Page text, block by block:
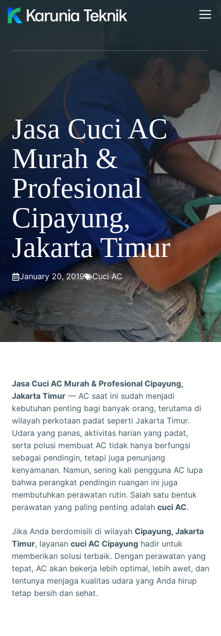
Skip
Jasa Cuci AC
Murah &
Profesional
Cipayung,
Jakarta Timur
January 20, 2019 Cuci AC
Jasa Cuci AC Murah & Profesional Cipayung,
Jakarta Timur — AC saat ini sudah menjadi
kebutuhan penting bagi banyak orang, terutama di
wilayah perkotaan padat seperti Jakarta Timur.
Udara yang panas, aktivitas harian yang padat,
serta polusi membuat AC tidak hanya berfungsi
sebagai pendingin, tetapi juga penunjang
kenyamanan. Namun, sering kali pengguna AC lupa
bahwa perangkat pendingin ruangan ini juga
membutuhkan perawatan rutin. Salah satu bentuk
perawatan yang paling penting adalah cuci AC.
Jika Anda berdomisili di wilayah Cipayung, Jakarta
Timur, layanan cuci AC Cipayung hadir untuk
memberikan solusi terbaik. Dengan perawatan yang
tepat, AC akan bekerja lebih optimal, lebih awet, dan
tentunya menjaga kualitas udara yang Anda hirup
tetap bersih dan sehat.